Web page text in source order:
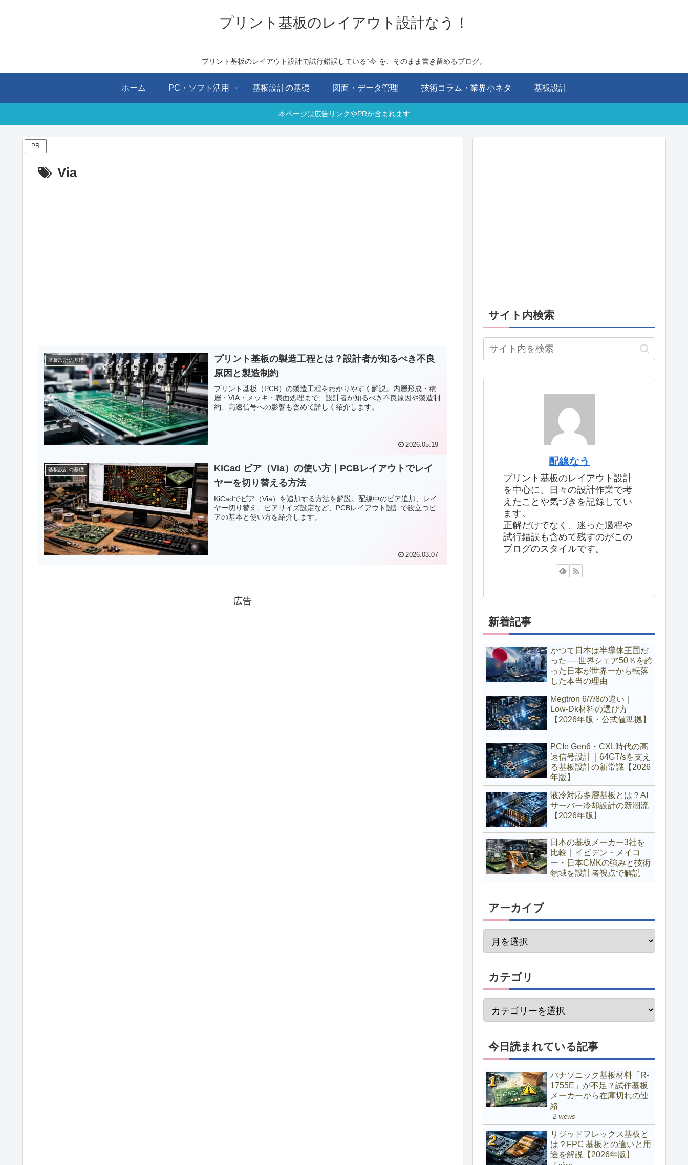
プリント基板のレイアウト設計なう！
プリント基板のレイアウト設計で試行錯誤している“今”を、そのまま書き留めるブログ。
ホーム PC・ソフト活用 基板設計の基礎 図面・データ管理 技術コラム・業界小ネタ 基板設計
本ページは広告リンクやPRが含まれます
PR
Via
基板設計の基礎
プリント基板の製造工程とは？設計者が知るべき不良
原因と製造制約
プリント基板（PCB）の製造工程をわかりやすく解説。内層形成・積
層・VIA・メッキ・表面処理まで、設計者が知るべき不良原因や製造制
約、高速信号への影響も含めて詳しく紹介します。
2026.05.19
基板設計の基礎
KiCad ビア（Via）の使い方｜PCBレイアウトでレイ
ヤーを切り替える方法
KiCadでビア（Via）を追加する方法を解説。配線中のビア追加、レイ
ヤー切り替え、ビアサイズ設定など、PCBレイアウト設計で役立つビ
アの基本と使い方を紹介します。
2026.03.07
広告
サイト内検索
配線なう
プリント基板のレイアウト設計
を中心に、日々の設計作業で考
えたことや気づきを記録してい
ます。
正解だけでなく、迷った過程や
試行錯誤も含めて残すのがこの
ブログのスタイルです。
新着記事
かつて日本は半導体王国だ
った──世界シェア50％を誇
った日本が世界一から転落
した本当の理由
Megtron 6/7/8の違い｜
Low‑Dk材料の選び方
【2026年版・公式値準拠】
PCIe Gen6・CXL時代の高
速信号設計｜64GT/sを支え
る基板設計の新常識【2026
年版】
液冷対応多層基板とは？AI
サーバー冷却設計の新潮流
【2026年版】
日本の基板メーカー3社を
比較｜イビデン・メイコ
ー・日本CMKの強みと技術
領域を設計者視点で解説
アーカイブ
カテゴリ
今日読まれている記事
パナソニック基板材料「R-
1755E」が不足？試作基板
メーカーから在庫切れの連
絡
2 views
リジッドフレックス基板と
は？FPC 基板との違いと用
途を解説【2026年版】